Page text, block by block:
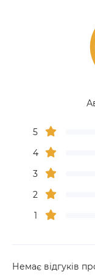
5
4
3
2
1
Немає відгуків